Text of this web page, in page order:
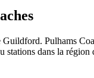
Pulhams
stations dans la